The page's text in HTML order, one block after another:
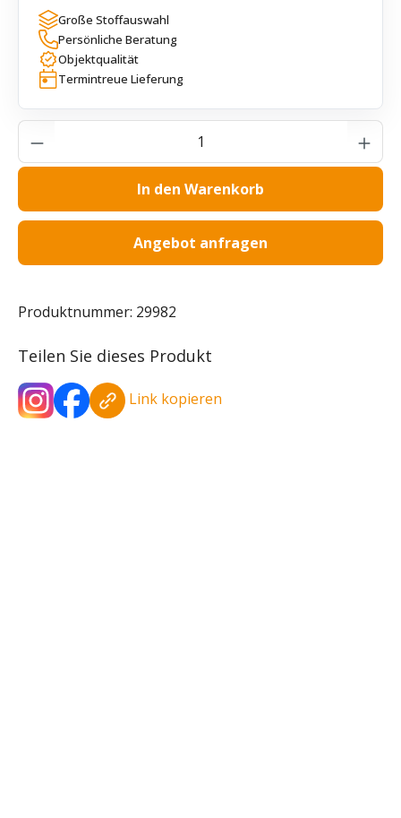
Große Stoffauswahl
Persönliche Beratung
Objektqualität
Termintreue Lieferung
Produkt Anzahl: Gib den gewünschten
In den Warenkorb
Angebot anfragen
Produktnummer: 29982
Teilen Sie dieses Produkt
Link kopieren